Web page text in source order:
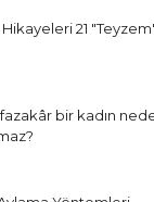
Hikayeleri 21
bir kadın